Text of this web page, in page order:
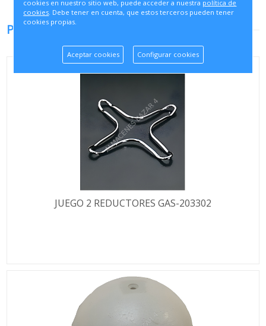
PRODUCTOS RELACIONADOS
JUEGO 2 REDUCTORES GAS-203302
cookies en nuestro sitio web, puede acceder a nuestra política de
cookies. Debe tener en cuenta, que estos terceros pueden tener
cookies propias.
Aceptar cookies Configurar cookies